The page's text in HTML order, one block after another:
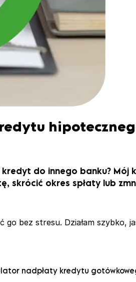
kredyt do innego banku?
skrócić okres spłaty lub
go bez stresu. Działam
nadpłaty kredytu